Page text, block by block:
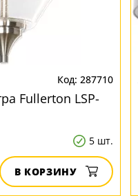
287710
Fullerton LSP-
5 шт.
В КОРЗИНУ